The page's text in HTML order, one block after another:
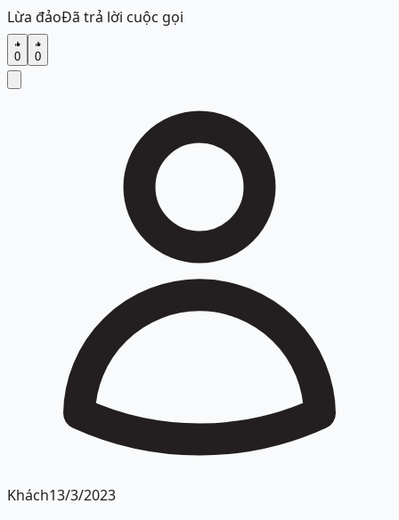
Lừa đảoĐã trả lời cuộc gọi
0 0
Khách13/3/2023